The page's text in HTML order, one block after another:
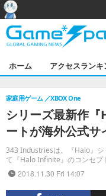
ホーム アクセスランキ
シリーズ最新作
ートが海外公式サ
343 Industriesは、『Halo』
て『Halo Infinite』のコンセプ
家庭用ゲーム XBOX One
2018.11.30 Fri 14:07